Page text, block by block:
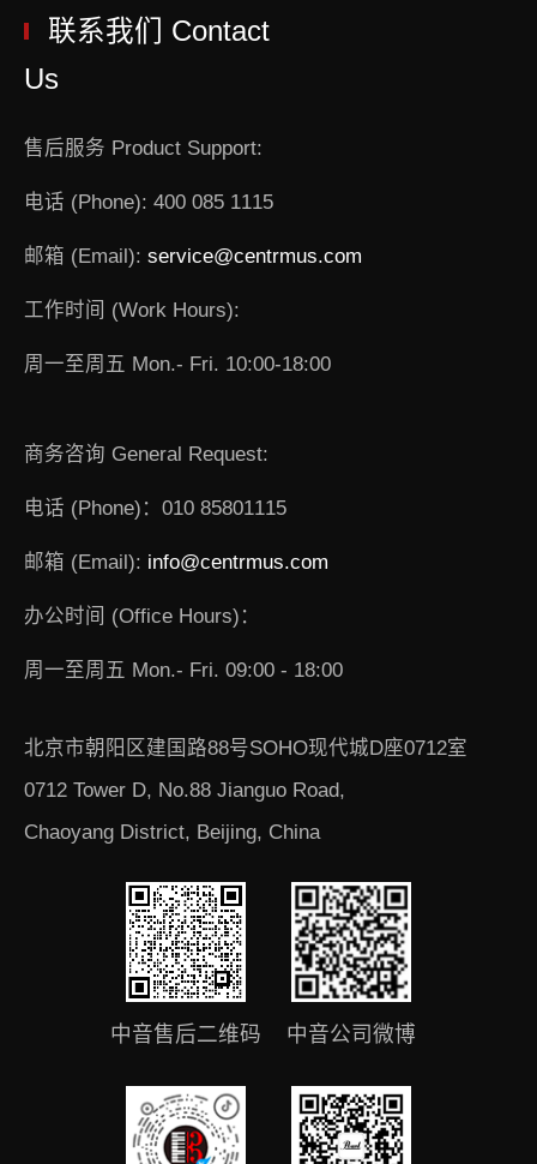
联系我们 Contact
Us
售后服务 Product Support:
电话 (Phone): 400 085 1115
邮箱 (Email): service@centrmus.com
工作时间 (Work Hours):
周一至周五 Mon.- Fri. 10:00-18:00
商务咨询 General Request:
电话 (Phone)：010 85801115
邮箱 (Email): info@centrmus.com
办公时间 (Office Hours)：
周一至周五 Mon.- Fri. 09:00 - 18:00
北京市朝阳区建国路88号SOHO现代城D座0712室
0712 Tower D, No.88 Jianguo Road,
Chaoyang District, Beijing, China
中音售后二维码 中音公司微博